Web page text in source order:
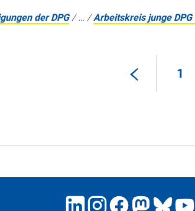
der DPG /… /Arbeitskreis junge DPG
1